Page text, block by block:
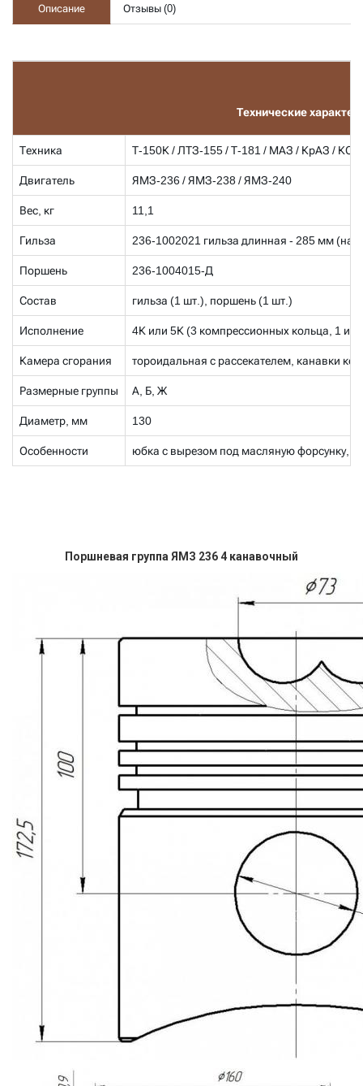
Описание
Отзывы (0)
Технические
Техника Т-150К / ЛТЗ-155 / Т-181 / МАЗ / КрАЗ /
Двигатель ЯМЗ-236 / ЯМЗ-238 / ЯМЗ-240
Вес, кг 11,1
Гильза 236-1002021 гильза длинная - 285 мм
Поршень 236-1004015-Д
Состав гильза (1 шт.), поршень (1 шт.)
Исполнение 4К или 5К (3 компрессионных кольца, 1
Камера сгорания тороидальная с рассекателем, канавки
Размерные группы А, Б, Ж
Диаметр, мм 130
Особенности юбка с вырезом под масляную форсунку,
Поршневая группа ЯМЗ 236 4 канавочный